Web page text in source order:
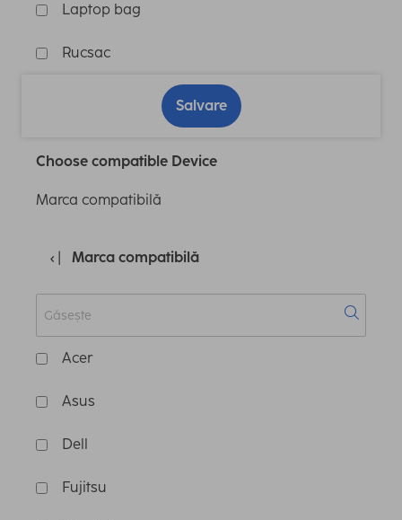
Laptop bag
Rucsac
Salvare
Choose compatible Device
Marca compatibilă
Marca compatibilă
Acer
Asus
Dell
Fujitsu